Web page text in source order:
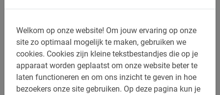
Welkom op onze website! Om jouw ervaring op onze
site zo optimaal mogelijk te maken, gebruiken we
cookies. Cookies zijn kleine tekstbestandjes die op je
apparaat worden geplaatst om onze website beter te
laten functioneren en om ons inzicht te geven in hoe
bezoekers onze site gebruiken. Op deze pagina kun je